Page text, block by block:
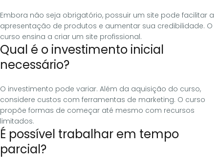
Embora não seja obrigatório, possuir um site pode facilitar a
apresentação de produtos e aumentar sua credibilidade. O
curso ensina a criar um site profissional.
Qual é o investimento inicial
necessário?
O investimento pode variar. Além da aquisição do curso,
considere custos com ferramentas de marketing. O curso
propõe formas de começar até mesmo com recursos
limitados.
É possível trabalhar em tempo
parcial?